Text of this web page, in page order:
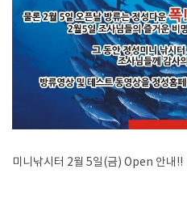
미니낚시터 2월 5일(금) Open 안내!!